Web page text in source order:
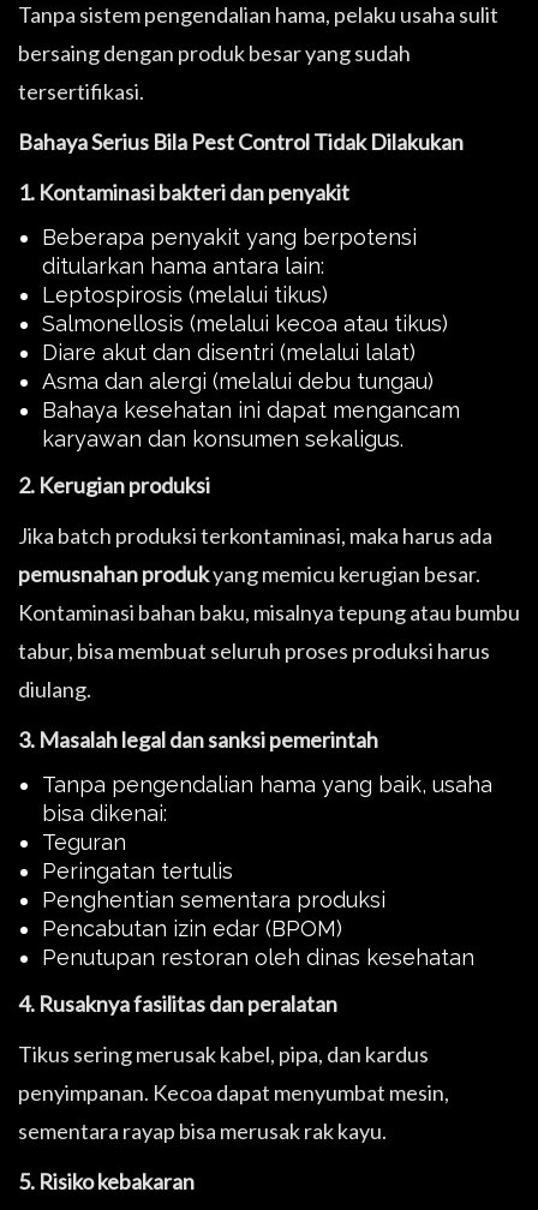
Tanpa sistem pengendalian hama, pelaku usaha sulit
bersaing dengan produk besar yang sudah
tersertifikasi.
Bahaya Serius Bila Pest Control Tidak Dilakukan
1. Kontaminasi bakteri dan penyakit
Beberapa penyakit yang berpotensi
ditularkan hama antara lain:
Leptospirosis (melalui tikus)
Salmonellosis (melalui kecoa atau tikus)
Diare akut dan disentri (melalui lalat)
Asma dan alergi (melalui debu tungau)
Bahaya kesehatan ini dapat mengancam
karyawan dan konsumen sekaligus.
2. Kerugian produksi
Jika batch produksi terkontaminasi, maka harus ada
pemusnahan produkyang memicu kerugian besar.
Kontaminasi bahan baku, misalnya tepung atau bumbu
tabur, bisa membuat seluruh proses produksi harus
diulang.
3. Masalah legal dan sanksi pemerintah
Tanpa pengendalian hama yang baik, usaha
bisa dikenai:
Teguran
Peringatan tertulis
Penghentian sementara produksi
Pencabutan izin edar (BPOM)
Penutupan restoran oleh dinas kesehatan
4. Rusaknya fasilitas dan peralatan
Tikus sering merusak kabel, pipa, dan kardus
penyimpanan. Kecoa dapat menyumbat mesin,
sementara rayap bisa merusak rak kayu.
5. Risiko kebakaran